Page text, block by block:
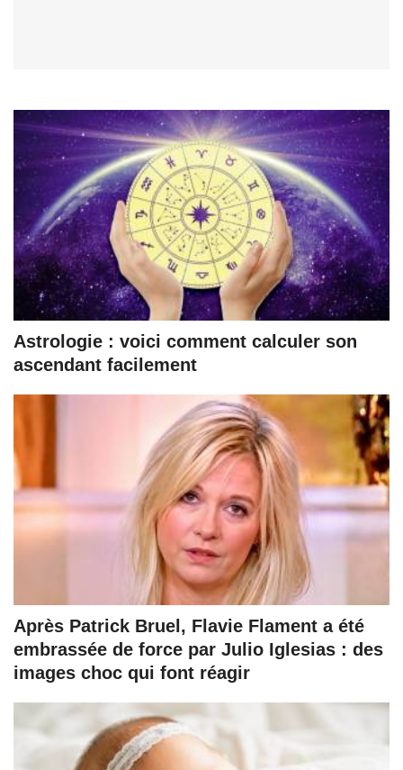
Astrologie : voici comment calculer son
ascendant facilement
Après Patrick Bruel, Flavie Flament a été
embrassée de force par Julio Iglesias : des
images choc qui font réagir